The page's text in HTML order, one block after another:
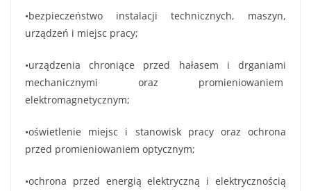
•bezpieczeństwo instalacji technicznych, maszyn,
urządzeń i miejsc pracy;
•urządzenia chroniące przed hałasem i drganiami
mechanicznymi oraz promieniowaniem
elektromagnetycznym;
•oświetlenie miejsc i stanowisk pracy oraz ochrona
przed promieniowaniem optycznym;
•ochrona przed energią elektryczną i elektrycznością